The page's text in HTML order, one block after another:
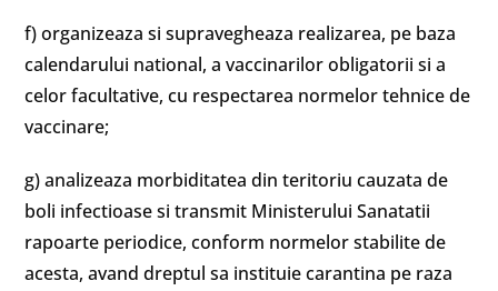
f) organizeaza si supravegheaza realizarea, pe baza
calendarului national, a vaccinarilor obligatorii si a
celor facultative, cu respectarea normelor tehnice de
vaccinare;
g) analizeaza morbiditatea din teritoriu cauzata de
boli infectioase si transmit Ministerului Sanatatii
rapoarte periodice, conform normelor stabilite de
acesta, avand dreptul sa instituie carantina pe raza